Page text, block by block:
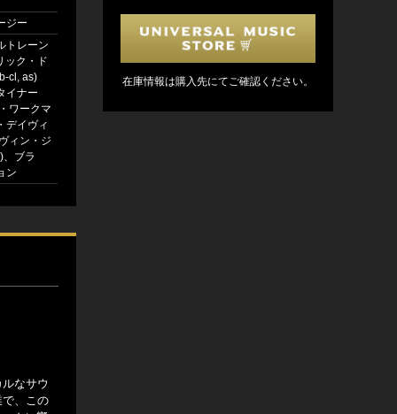
ジー
トレーン
ク・ド
b-cl, as)
イナー
ワークマ
デイヴィ
ィン・ジ
、ブラ
ン
なサウ
、この
在庫情報は購入先にてご確認ください。